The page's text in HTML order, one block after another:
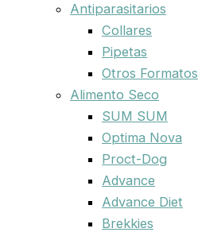
Antiparasitarios
Collares
Pipetas
Otros Formatos
Alimento Seco
SUM SUM
Optima Nova
Proct-Dog
Advance
Advance Diet
Brekkies